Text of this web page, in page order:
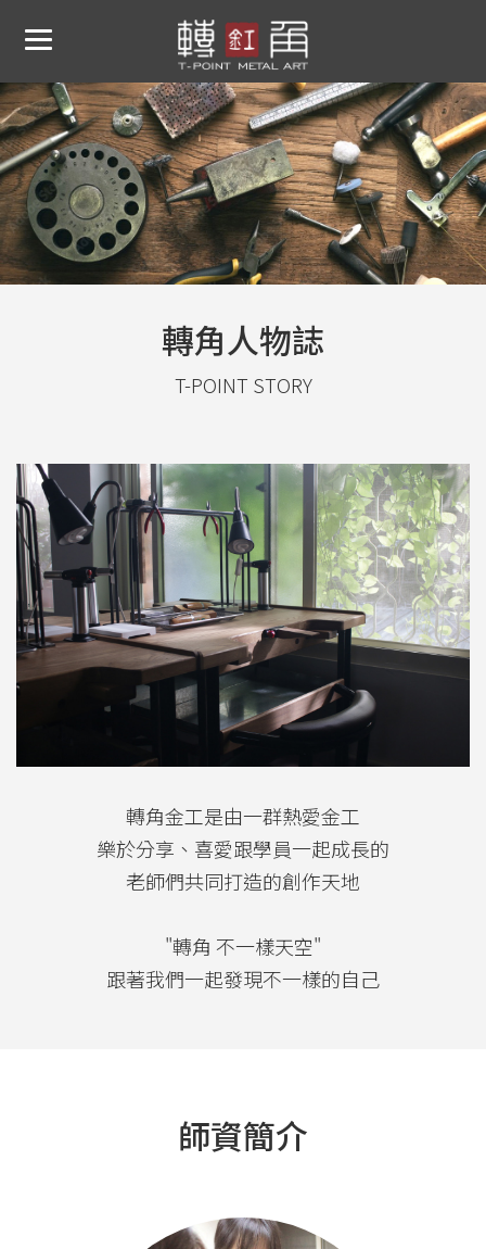
轉角人物誌
T-POINT STORY
轉角金工是由一群熱愛金工
樂於分享、喜愛跟學員一起成長的
老師們共同打造的創作天地
"轉角 不一樣天空"
跟著我們一起發現不一樣的自己
師資簡介